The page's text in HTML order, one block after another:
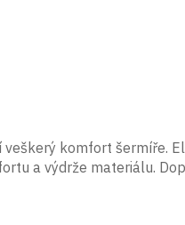
komfort šermíře.
a výdrže materiálu.